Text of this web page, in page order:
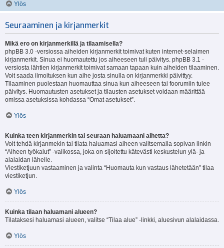
Ylös
Seuraaminen ja kirjanmerkit
Mikä ero on kirjanmerkillä ja tilaamisella?
phpBB 3.0 -versiossa aiheiden kirjanmerkit toimivat kuten internet-selaimen
kirjanmerkit. Sinua ei huomautettu jos aiheeseen tuli päivitys. phpBB 3.1 -
versiosta lähtien kirjanmerkit toimivat samaan tapaan kuin aiheiden tilaaminen.
Voit saada ilmoituksen kun aihe josta sinulla on kirjanmerkki päivittyy.
Tilaaminen puolestaan huomauttaa sinua kun aiheeseen tai foorumiin tulee
päivitys. Huomautusten asetukset ja tilausten asetukset voidaan määrittää
omissa asetuksissa kohdassa “Omat asetukset”.
Ylös
Kuinka teen kirjanmerkin tai seuraan haluamaani aihetta?
Voit tehdä kirjanmekin tai tilata haluamasi aiheen valitsemalla sopivan linkin
“Aiheen työkalut” -valikossa, joka on sijoitettu kätevästi keskustelun ylä- ja
alalaidan lähelle.
Viestiketjuun vastaaminen ja valinta “Huomauta kun vastaus lähetetään” tilaa
viestiketjun.
Ylös
Kuinka tilaan haluamani alueen?
Tilataksesi haluamasi alueen, valitse “Tilaa alue” -linkki, aluesivun alalaidassa.
Ylös